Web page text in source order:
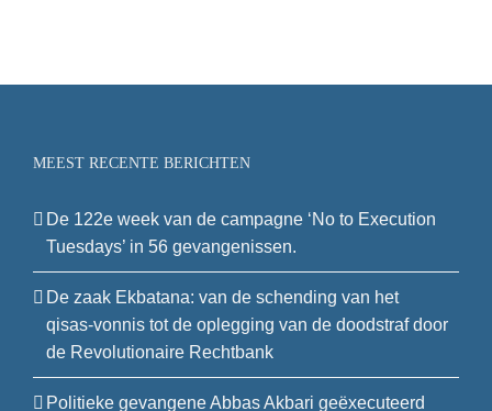
MEEST RECENTE BERICHTEN
De 122e week van de campagne ‘No to Execution
Tuesdays’ in 56 gevangenissen.
De zaak Ekbatana: van de schending van het
qisas-vonnis tot de oplegging van de doodstraf door
de Revolutionaire Rechtbank
Politieke gevangene Abbas Akbari geëxecuteerd